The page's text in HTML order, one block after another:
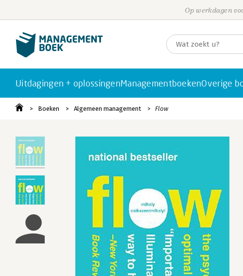
Op werkdagen
Uitdagingen + oplossingenManagementboekenOverige
Boeken Algemeen management Flow